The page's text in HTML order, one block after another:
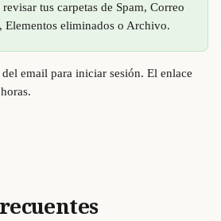
tus carpetas de Spam, Correo
Elementos eliminados o Archivo.
email para iniciar sesión. El enlace